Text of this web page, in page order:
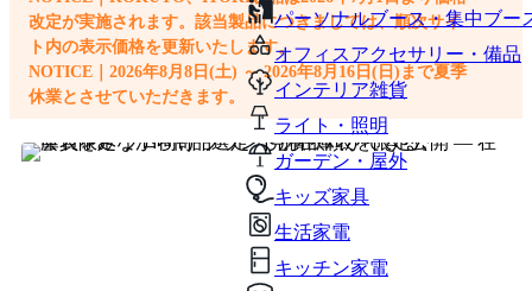
パーソナルブース・集中ブー
オフィスアクセサリー・備品
インテリア雑貨
ライト・照明
ガーデン・屋外
キッズ家具
生活家電
キッチン家電
改定が実施されます。該当製品につきましては、順次サイ
ト内の表示価格を更新いたします。
NOTICE｜2026年8月8日(土) ～ 2026年8月16日(日)まで夏季
休業とさせていただきます。